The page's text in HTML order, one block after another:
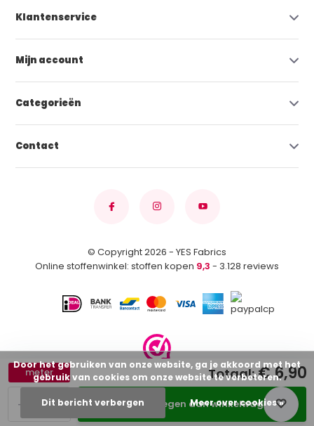
+
-
meter
Toevoegen aan winkelwagen
Totaal:€ 6,90
Klantenservice
Mijn account
Categorieën
Contact
© Copyright 2026 - YES Fabrics
Online stoffenwinkel: stoffen kopen 9,3 - 3.128 reviews
Door het gebruiken van onze website, ga je akkoord met het
gebruik van cookies om onze website te verbeteren.
Dit bericht verbergen Meer over cookies »